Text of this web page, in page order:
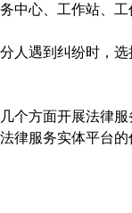
中心、工作站、
人遇到纠纷时，
个方面开展法律
律服务实体平台